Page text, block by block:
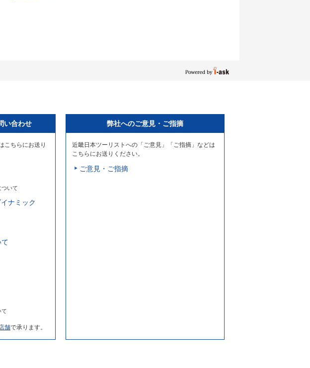
い合わせ
こちらにお送り
ついて
ナミック
て
舗で承ります。
弊社へのご意見・ご指摘
近畿日本ツーリストへの「ご意見」「ご指摘」などは
こちらにお送りください。
ご意見・ご指摘